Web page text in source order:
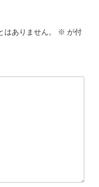
ありません。 ※ が付